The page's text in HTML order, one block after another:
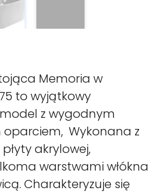
Memoria w
to wyjątkowy
z wygodnym
oparciem, Wykonana z
akrylowej,
warstwami włókna
Charakteryzuje się